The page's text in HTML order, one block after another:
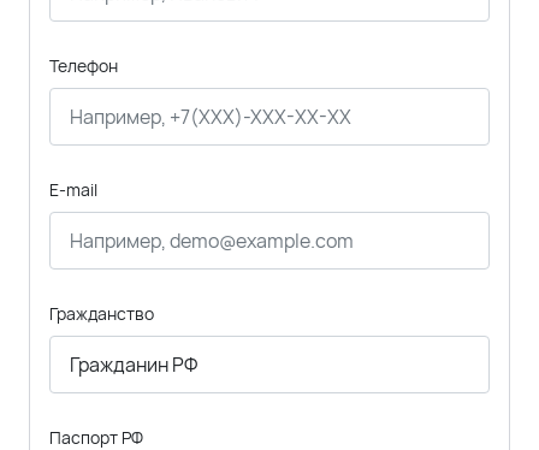
Телефон
E-mail
Гражданство
Паспорт РФ